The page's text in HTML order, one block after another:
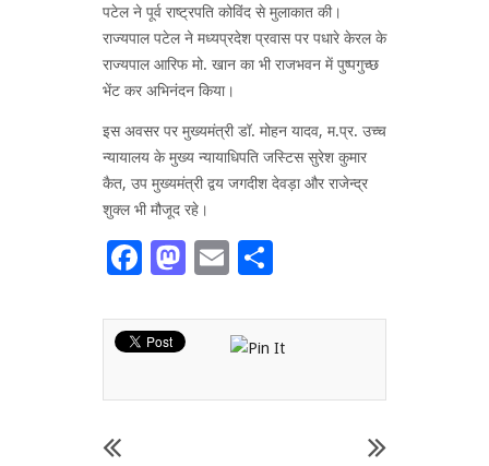
पटेल ने पूर्व राष्ट्रपति कोविंद से मुलाकात की।
राज्यपाल पटेल ने मध्यप्रदेश प्रवास पर पधारे केरल के
राज्यपाल आरिफ मो. खान का भी राजभवन में पुष्पगुच्छ
भेंट कर अभिनंदन किया।
इस अवसर पर मुख्यमंत्री डॉ. मोहन यादव, म.प्र. उच्च
न्यायालय के मुख्य न्यायाधिपति जस्टिस सुरेश कुमार
कैत, उप मुख्यमंत्री द्वय जगदीश देवड़ा और राजेन्द्र
शुक्ल भी मौजूद रहे।
Facebook
Mastodon
Email